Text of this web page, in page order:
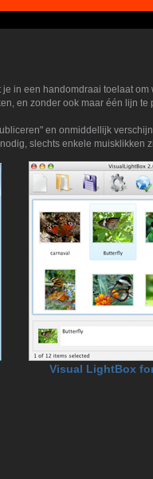
in een handomdraai toelaat
en zonder ook maar één lijn te
en onmiddellijk
slechts enkele muisklikken
Visual LightBox